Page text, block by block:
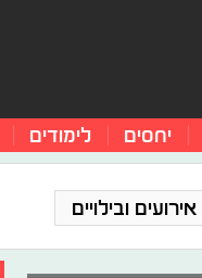
יחסים לימודים
אירועים ובילויים